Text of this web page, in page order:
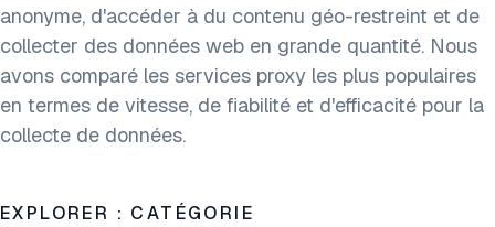
Contactez-nous
anonyme, d'accéder à du contenu géo-restreint et de
collecter des données web en grande quantité. Nous
avons comparé les services proxy les plus populaires
en termes de vitesse, de fiabilité et d'efficacité pour la
collecte de données.
EXPLORER : CATÉGORIE